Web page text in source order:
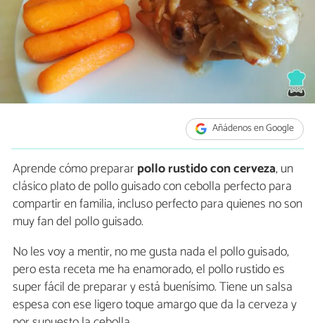
Añádenos en Google
Aprende cómo prepararpollo rustido con cerveza, un
clásico plato de pollo guisado con cebolla perfecto para
compartir en familia, incluso perfecto para quienes no son
muy fan del pollo guisado.
No les voy a mentir, no me gusta nada el pollo guisado,
pero esta receta me ha enamorado, el pollo rustido es
super fácil de preparar y está buenísimo. Tiene un salsa
espesa con ese ligero toque amargo que da la cerveza y